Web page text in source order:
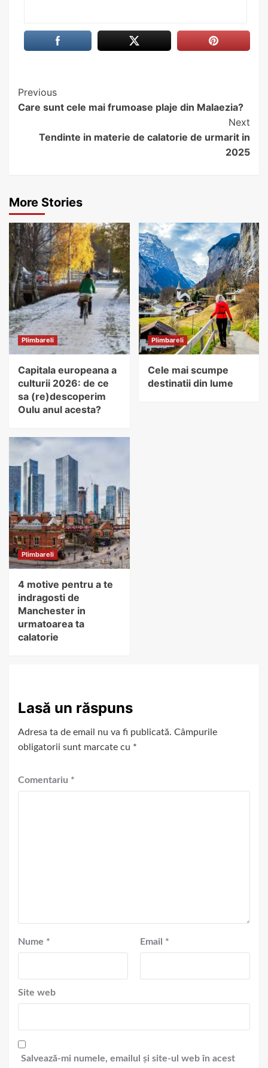
Continue
Reading
Previous
Care sunt cele mai frumoase plaje din Malaezia?
Next
Tendinte in materie de calatorie de urmarit in
2025
More Stories
Plimbareli
Capitala europeana a
culturii 2026: de ce
sa (re)descoperim
Oulu anul acesta?
Plimbareli
Cele mai scumpe
destinatii din lume
Plimbareli
4 motive pentru a te
indragosti de
Manchester in
urmatoarea ta
calatorie
Lasă un răspuns
Adresa ta de email nu va fi publicată. Câmpurile
obligatorii sunt marcate cu *
Comentariu *
Nume * Email *
Site web
Salvează-mi numele, emailul și site-ul web în acest